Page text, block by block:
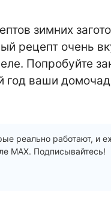
зимних
рецепт очень
Попробуйте
ваши
реально работают, и
MAX. Подписывайтесь!